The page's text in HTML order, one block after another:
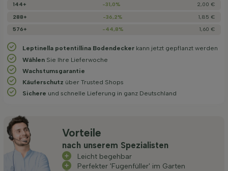
144+
-31,0%
2,00 €
288+
-36,2%
1,85 €
576+
-44,8% 1,60 €
Leptinella potentillina Bodendecker kann jetzt gepflanzt werden
Wählen Sie Ihre Lieferwoche
Wachstums­garantie
Käuferschutz über Trusted Shops
Sichere und schnelle Lieferung in ganz Deutschland
Vorteile
nach unserem Spezialisten
Leicht begehbar
Perfekter 'Fugenfüller' im Garten